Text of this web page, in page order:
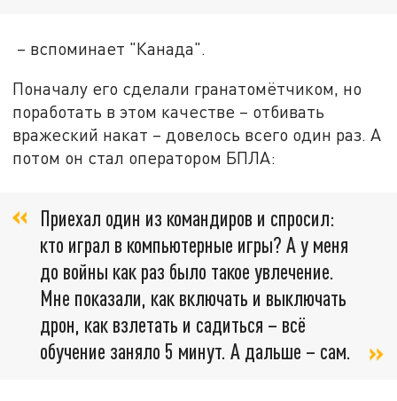
– вспоминает "Канада".
Поначалу его сделали гранатомётчиком, но
поработать в этом качестве – отбивать
вражеский накат – довелось всего один раз. А
потом он стал оператором БПЛА:
Приехал один из командиров и спросил:
кто играл в компьютерные игры? А у меня
до войны как раз было такое увлечение.
Мне показали, как включать и выключать
дрон, как взлетать и садиться – всё
обучение заняло 5 минут. А дальше – сам.